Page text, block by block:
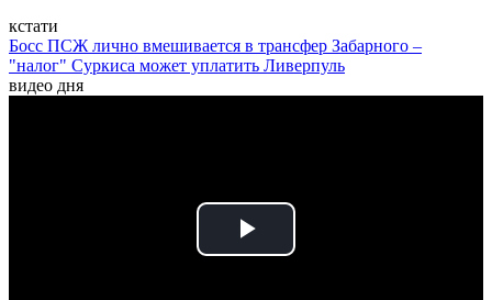
кстати
Босс ПСЖ лично вмешивается в трансфер Забарного –
"налог" Суркиса может уплатить Ливерпуль
видео дня
Play